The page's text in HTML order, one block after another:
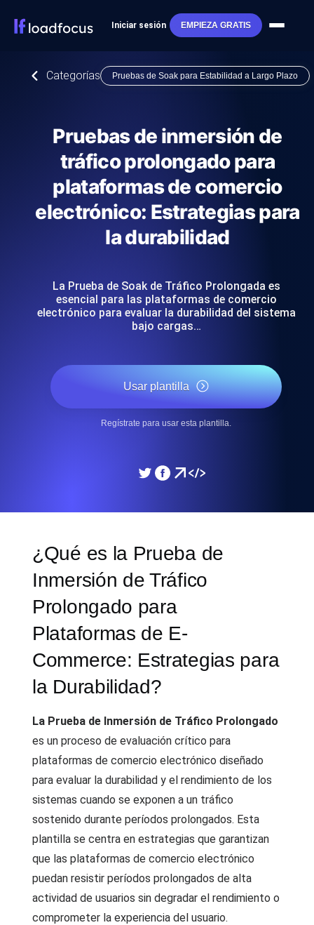
Iniciar sesión EMPIEZA GRATIS
Categorías Pruebas de Soak para Estabilidad a Largo Plazo
Pruebas de inmersión de
tráfico prolongado para
plataformas de comercio
electrónico: Estrategias para
la durabilidad
La Prueba de Soak de Tráfico Prolongada es
esencial para las plataformas de comercio
electrónico para evaluar la durabilidad del sistema
bajo cargas…
Usar plantilla
Regístrate para usar esta plantilla.
¿Qué es la Prueba de
Inmersión de Tráfico
Prolongado para
Plataformas de E-
Commerce: Estrategias para
la Durabilidad?
La Prueba de Inmersión de Tráfico Prolongado
es un proceso de evaluación crítico para
plataformas de comercio electrónico diseñado
para evaluar la durabilidad y el rendimiento de los
sistemas cuando se exponen a un tráfico
sostenido durante períodos prolongados. Esta
plantilla se centra en estrategias que garantizan
que las plataformas de comercio electrónico
puedan resistir períodos prolongados de alta
actividad de usuarios sin degradar el rendimiento o
comprometer la experiencia del usuario.